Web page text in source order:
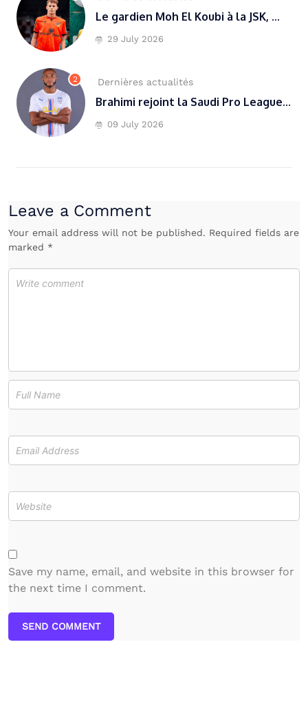
Le gardien Moh El Koubi à la JSK, ...
29 July 2026
2 Dernières actualités
Brahimi rejoint la Saudi Pro League...
09 July 2026
Leave a Comment
Your email address will not be published. Required fields are
marked *
Save my name, email, and website in this browser for
the next time I comment.
SEND COMMENT